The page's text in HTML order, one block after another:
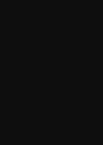
Zugriff auf